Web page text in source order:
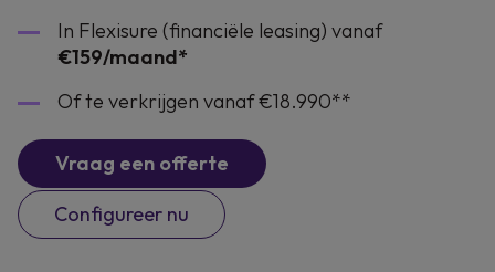
In Flexisure (financiële leasing) vanaf
€159/maand*
Of te verkrijgen vanaf €18.990**
Vraag een offerte
Configureer nu